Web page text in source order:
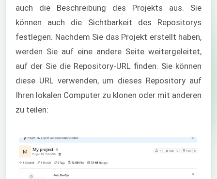
auch die Beschreibung des Projekts aus. Sie
können auch die Sichtbarkeit des Repositorys
festlegen. Nachdem Sie das Projekt erstellt haben,
werden Sie auf eine andere Seite weitergeleitet,
auf der Sie die Repository-URL finden. Sie können
diese URL verwenden, um dieses Repository auf
Ihren lokalen Computer zu klonen oder mit anderen
zu teilen: